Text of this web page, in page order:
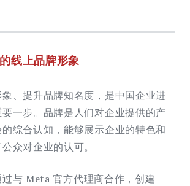
线上品牌形象
、提升品牌知名度，是中国企业进
一步。品牌是人们对企业提供的产
综合认知，能够展示企业的特色和
众对企业的认可。
与 Meta 官方代理商合作，创建